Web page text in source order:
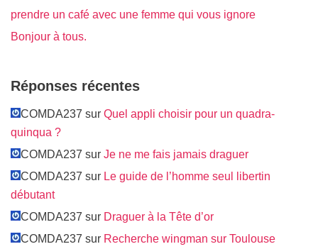
prendre un café avec une femme qui vous ignore
Bonjour à tous.
Réponses récentes
COMDA237 sur Quel appli choisir pour un quadra-
quinqua ?
COMDA237 sur Je ne me fais jamais draguer
COMDA237 sur Le guide de l’homme seul libertin
débutant
COMDA237 sur Draguer à la Tête d’or
COMDA237 sur Recherche wingman sur Toulouse